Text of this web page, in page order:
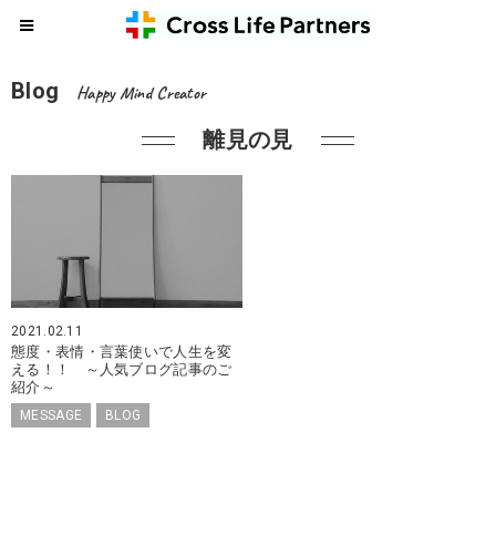
Blog Happy Mind Creator
離見の見
2021.02.11
態度・表情・言葉使いで人生を変
える！！ ～人気ブログ記事のご
紹介～
MESSAGE BLOG